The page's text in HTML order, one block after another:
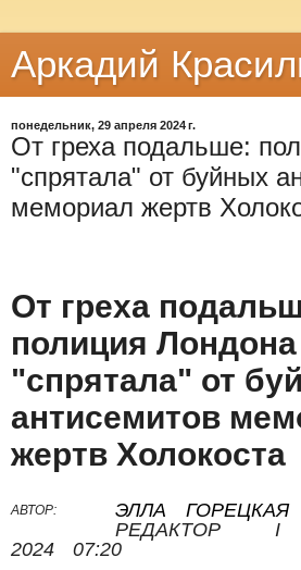
Аркадий
понедельник, 29 апреля 2024 г.
От греха подальше:
"спрятала" от буйных
мемориал жертв
От греха
полиция Лондона
"спрятала" от
антисемитов
жертв Холокоста
АВТОР: ЭЛЛА ГОРЕЦКАЯ
РЕДАКТОР
I
2024
07:20